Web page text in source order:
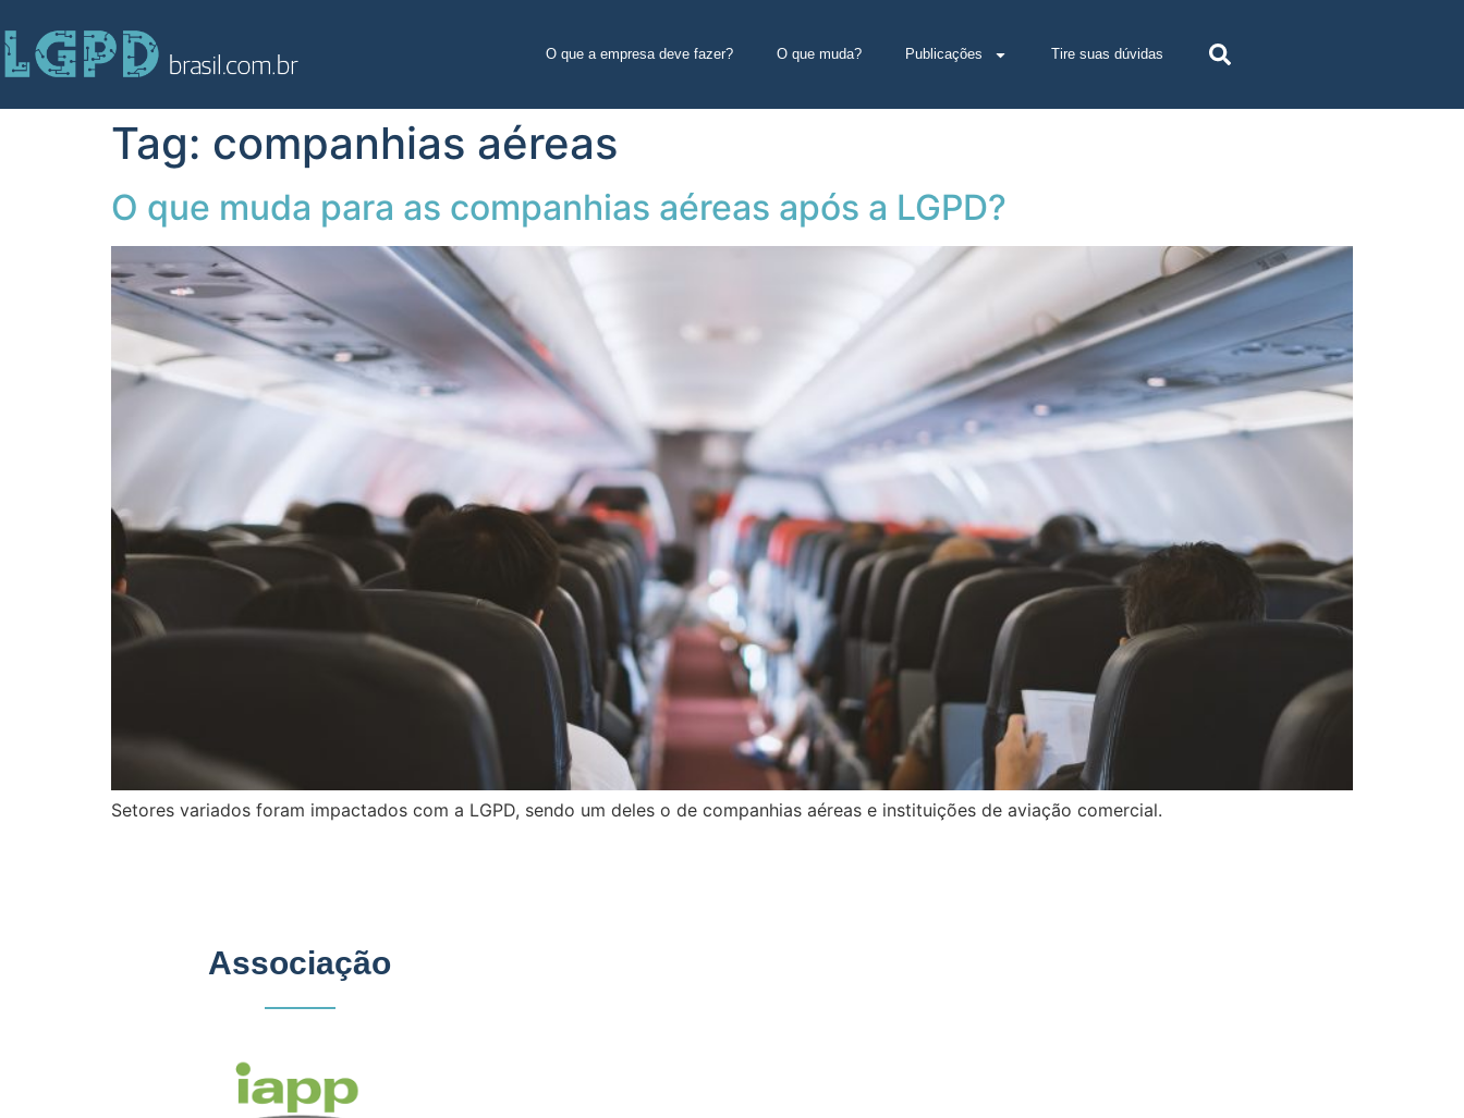
O que a empresa deve fazer? O que muda? Publicações Tire suas dúvidas
Tag: companhias aéreas
O que muda para as companhias aéreas após a LGPD?
Setores variados foram impactados com a LGPD, sendo um deles o de companhias aéreas e instituições de aviação comercial.
Associação